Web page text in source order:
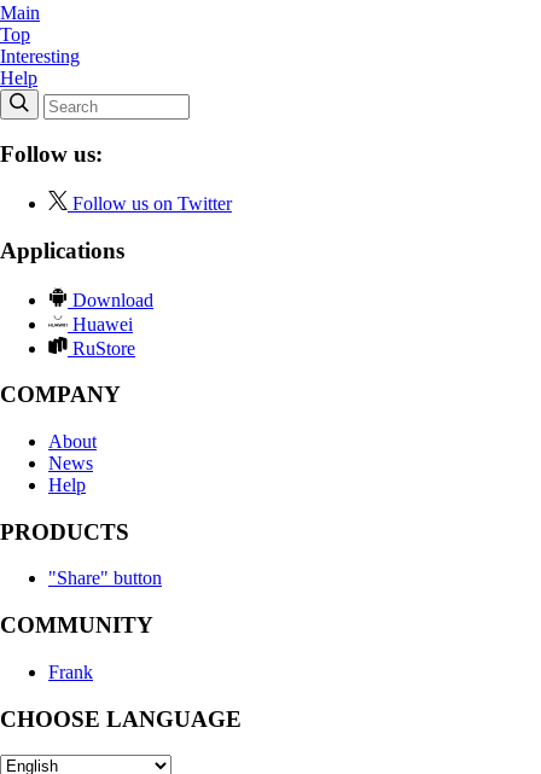
Main
Top
Interesting
Help
Follow us:
Follow us on Twitter
Applications
Download
Huawei
RuStore
COMPANY
About
News
Help
PRODUCTS
"Share" button
COMMUNITY
Frank
CHOOSE LANGUAGE